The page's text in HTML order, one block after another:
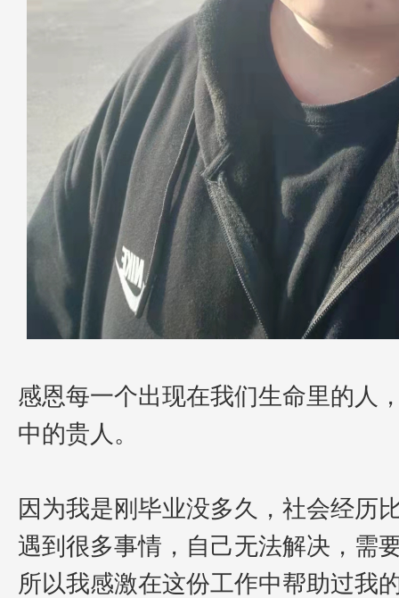
感恩每一个出现在我们生命里的人
中的贵人。
因为我是刚毕业没多久，社会经历
遇到很多事情，自己无法解决，需
所以我感激在这份工作中帮助过我